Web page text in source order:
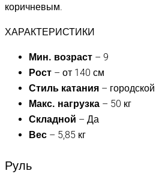
коричневым.
ХАРАКТЕРИСТИКИ
Мин. возраст – 9
Рост – от 140 см
Стиль катания – городской
Макс. нагрузка – 50 кг
Складной – Да
Вес – 5,85 кг
Руль